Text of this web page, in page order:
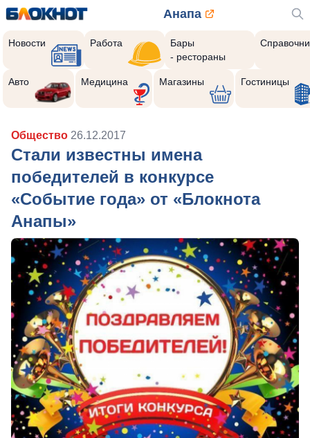
Анапа
Новости Работа
Бары
- рестораны
Авто Медицина Магазины Гостиницы
Общество 26.12.2017
Стали известны имена
победителей в конкурсе
«Событие года» от «Блокнота
Анапы»